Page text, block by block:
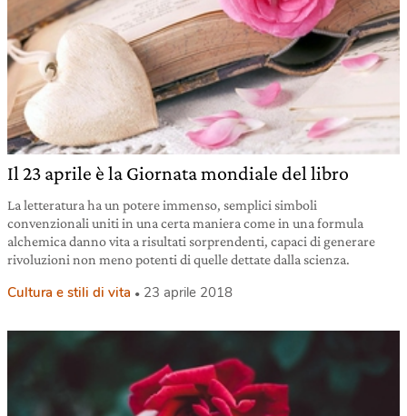
Il 23 aprile è la Giornata mondiale del libro
La letteratura ha un potere immenso, semplici simboli
convenzionali uniti in una certa maniera come in una formula
alchemica danno vita a risultati sorprendenti, capaci di generare
rivoluzioni non meno potenti di quelle dettate dalla scienza.
Cultura e stili di vita 23 aprile 2018